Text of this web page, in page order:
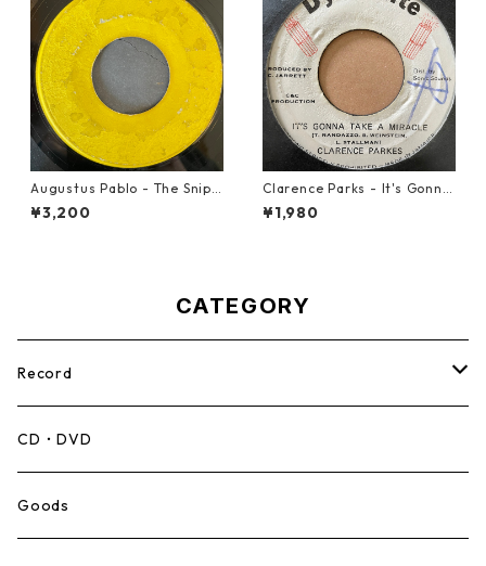
Augustus Pablo - The Snipe
r【7-21945】
¥3,200
Clarence Parks - It's Gonna
Take A Miracle【7-21096】
¥1,980
CATEGORY
Record
Mento,Calypso,Ballad
Ska
CD・DVD
Goods